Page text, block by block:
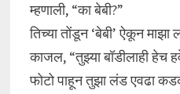
म्हणाली, “का बेबी?”
तिच्या तोंडून ‘बेबी’ ऐकून
काजल, “तुझ्या बॉडीलाही
फोटो पाहून तुझा लंड एवढा